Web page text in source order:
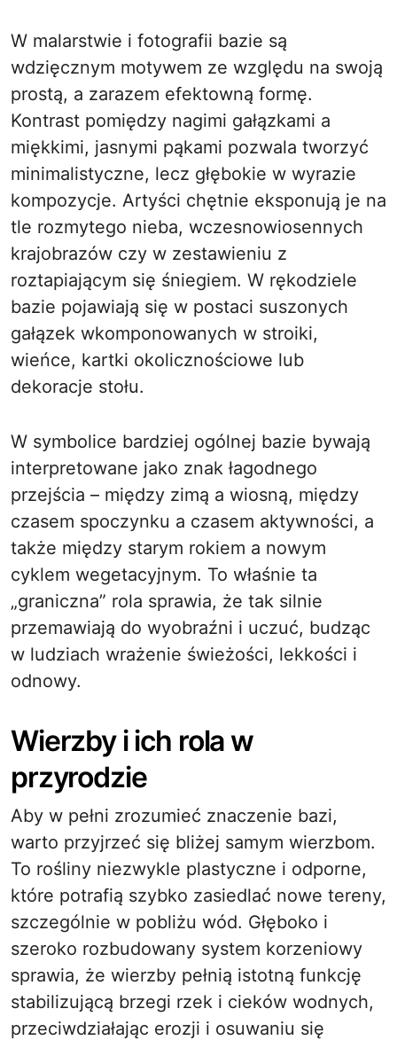
W malarstwie i fotografii bazie są
wdzięcznym motywem ze względu na swoją
prostą, a zarazem efektowną formę.
Kontrast pomiędzy nagimi gałązkami a
miękkimi, jasnymi pąkami pozwala tworzyć
minimalistyczne, lecz głębokie w wyrazie
kompozycje. Artyści chętnie eksponują je na
tle rozmytego nieba, wczesnowiosennych
krajobrazów czy w zestawieniu z
roztapiającym się śniegiem. W rękodziele
bazie pojawiają się w postaci suszonych
gałązek wkomponowanych w stroiki,
wieńce, kartki okolicznościowe lub
dekoracje stołu.
W symbolice bardziej ogólnej bazie bywają
interpretowane jako znak łagodnego
przejścia – między zimą a wiosną, między
czasem spoczynku a czasem aktywności, a
także między starym rokiem a nowym
cyklem wegetacyjnym. To właśnie ta
„graniczna” rola sprawia, że tak silnie
przemawiają do wyobraźni i uczuć, budząc
w ludziach wrażenie świeżości, lekkości i
odnowy.
Wierzby i ich rola w
przyrodzie
Aby w pełni zrozumieć znaczenie bazi,
warto przyjrzeć się bliżej samym wierzbom.
To rośliny niezwykle plastyczne i odporne,
które potrafią szybko zasiedlać nowe tereny,
szczególnie w pobliżu wód. Głęboko i
szeroko rozbudowany system korzeniowy
sprawia, że wierzby pełnią istotną funkcję
stabilizującą brzegi rzek i cieków wodnych,
przeciwdziałając erozji i osuwaniu się